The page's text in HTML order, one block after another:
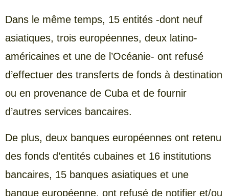
Dans le même temps, 15 entités -dont neuf
asiatiques, trois européennes, deux latino-
américaines et une de l’Océanie- ont refusé
d’effectuer des transferts de fonds à destination
ou en provenance de Cuba et de fournir
d’autres services bancaires.
De plus, deux banques européennes ont retenu
des fonds d’entités cubaines et 16 institutions
bancaires, 15 banques asiatiques et une
banque européenne, ont refusé de notifier et/ou